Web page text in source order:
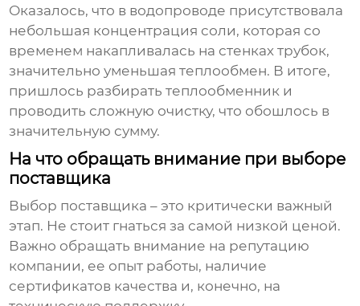
Оказалось, что в водопроводе присутствовала
небольшая концентрация соли, которая со
временем накапливалась на стенках трубок,
значительно уменьшая теплообмен. В итоге,
пришлось разбирать теплообменник и
проводить сложную очистку, что обошлось в
значительную сумму.
На что обращать внимание при выборе
поставщика
Выбор поставщика – это критически важный
этап. Не стоит гнаться за самой низкой ценой.
Важно обращать внимание на репутацию
компании, ее опыт работы, наличие
сертификатов качества и, конечно, на